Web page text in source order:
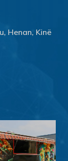
Henan, Kinë
(België)